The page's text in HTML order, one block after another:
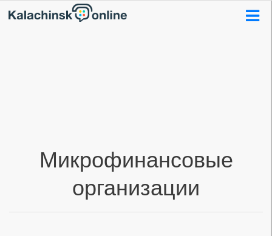
Микрофинансовые
организации